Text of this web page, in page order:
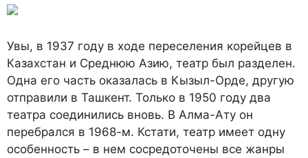
Увы, в 1937 году в ходе переселения корейцев в
Казахстан и Среднюю Азию, театр был разделен.
Одна его часть оказалась в Кызыл-Орде, другую
отправили в Ташкент. Только в 1950 году два
театра соединились вновь. В Алма-Ату он
перебрался в 1968-м. Кстати, театр имеет одну
особенность – в нем сосредоточены все жанры